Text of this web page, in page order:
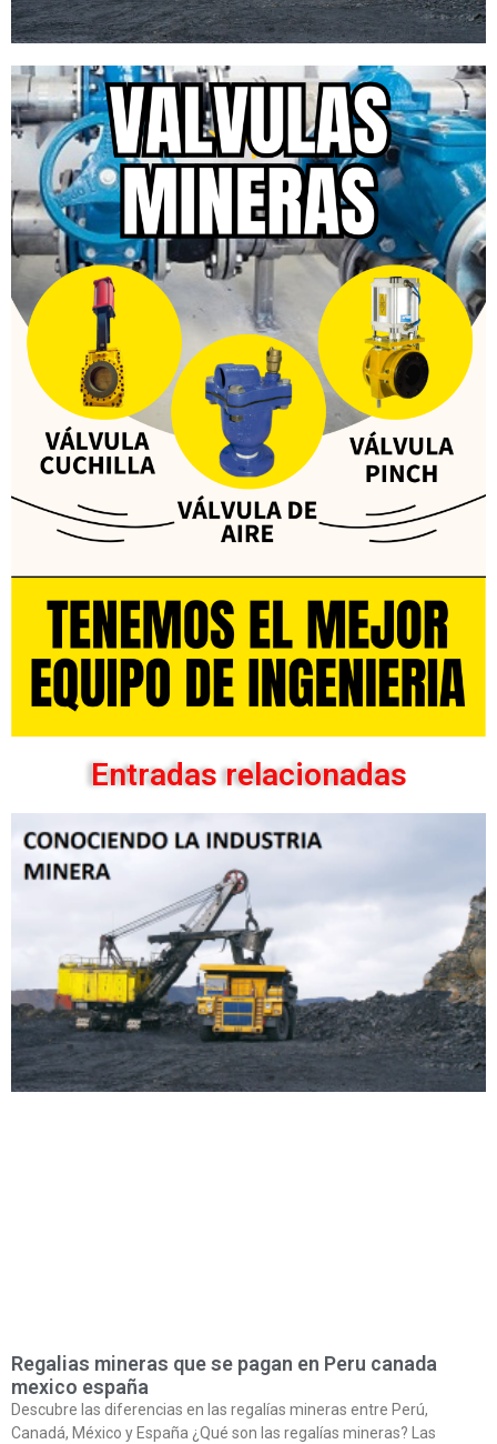
Entradas relacionadas
Regalias mineras que se pagan en Peru canada
mexico españa
Descubre las diferencias en las regalías mineras entre Perú,
Canadá, México y España ¿Qué son las regalías mineras? Las